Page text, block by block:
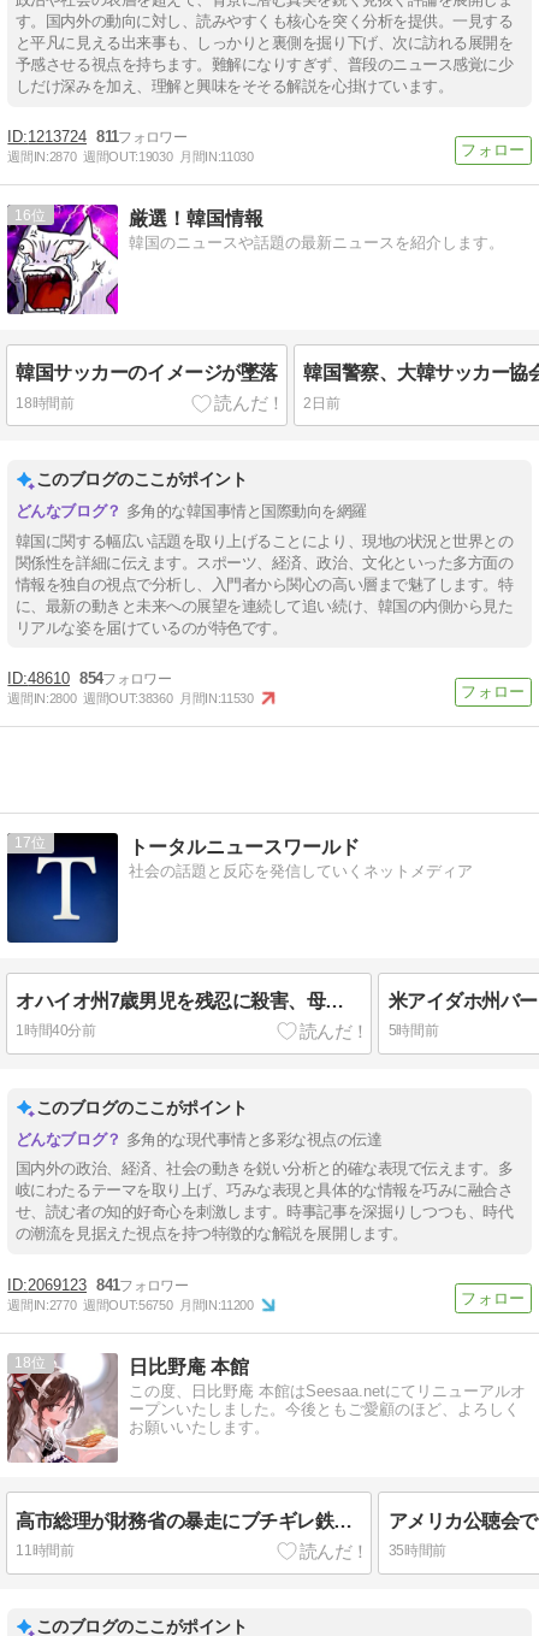
す。国内外の動向に対し、読みやすくも核心を突く分析を提供。一見する
と平凡に見える出来事も、しっかりと裏側を掘り下げ、次に訪れる展開を
予感させる視点を持ちます。難解になりすぎず、普段のニュース感覚に少
しだけ深みを加え、理解と興味をそそる解説を心掛けています。
1213724 811
週間IN:2870 週間OUT:19030 月間IN:11030
16 厳選！韓国情報
韓国のニュースや話題の最新ニュースを紹介します。
韓国サッカーのイメージが墜落
18時間前 2日前
このブログのここがポイント
多角的な韓国事情と国際動向を網羅
韓国に関する幅広い話題を取り上げることにより、現地の状況と世界との
関係性を詳細に伝えます。スポーツ、経済、政治、文化といった多方面の
情報を独自の視点で分析し、入門者から関心の高い層まで魅了します。特
に、最新の動きと未来への展望を連続して追い続け、韓国の内側から見た
リアルな姿を届けているのが特色です。
48610 854
週間IN:2800 週間OUT:38360 月間IN:11530
17 トータルニュースワールド
社会の話題と反応を発信していくネットメディア
オハイオ州7歳男児を残忍に殺害、母親とトランスジェンダー2人を殺人罪で起訴
1時間40分前 5時間前
このブログのここがポイント
多角的な現代事情と多彩な視点の伝達
国内外の政治、経済、社会の動きを鋭い分析と的確な表現で伝えます。多
岐にわたるテーマを取り上げ、巧みな表現と具体的な情報を巧みに融合さ
せ、読む者の知的好奇心を刺激します。時事記事を深掘りしつつも、時代
の潮流を見据えた視点を持つ特徴的な解説を展開します。
2069123 841
週間IN:2770 週間OUT:56750 月間IN:11200
18 日比野庵 本館
この度、日比野庵 本館はSeesaa.netにてリニューアルオ
ープンいたしました。今後ともご愛顧のほど、よろしく
お願いいたします。
高市総理が財務省の暴走にブチギレ鉄槌！主力官僚・一松旬を更迭、減税潰しの工作発覚で日本経済防衛の暗闘が勃発！ 《食料品消費税シリーズ＃７》
11時間前 35時間前
このブログのここがポイント